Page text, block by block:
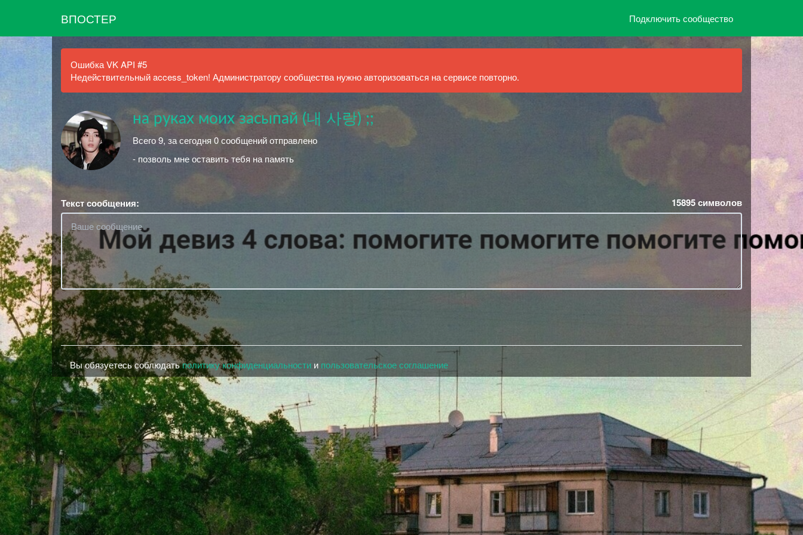
ВПОСТЕР Подключить сообщество
Ошибка VK API #5
Недействительный access_token! Администратору сообщества нужно авторизоваться на сервисе повторно.
на руках моих засыпай (내 사랑) ;;
Всего 9, за сегодня 0 сообщений отправлено
- позволь мне оставить тебя на память
Текст сообщения: 15895символов
Вы обязуетесь соблюдатьполитику конфиденциальности и пользовательское соглашение